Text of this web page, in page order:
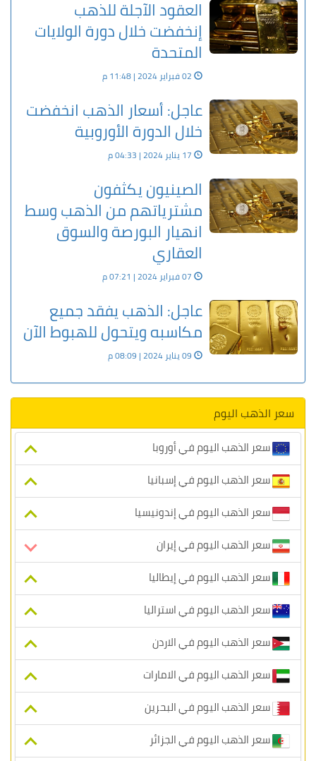
العقود الآجلة للذهب
إنخفضت خلال دورة الولايات
المتحدة
عاجل: أسعار الذهب انخفضت
خلال الدورة الأوروبية
الصينيون يكثفون
مشترياتهم من الذهب وسط
انهيار البورصة والسوق
العقاري
عاجل: الذهب يفقد جميع
مكاسبه ويتحول للهبوط الآن
سعر الذهب اليوم
سعر الذهب اليوم في أوروبا
سعر الذهب اليوم في إسبانيا
سعر الذهب اليوم في إندونيسيا
سعر الذهب اليوم في إيران
سعر الذهب اليوم في إيطاليا
سعر الذهب اليوم في استراليا
سعر الذهب اليوم في الاردن
سعر الذهب اليوم في الامارات
سعر الذهب اليوم في البحرين
سعر الذهب اليوم في الجزائر